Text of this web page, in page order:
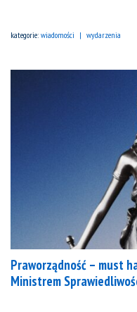
kategorie: wiadomości wydarzenia
Praworządność – must
Ministrem